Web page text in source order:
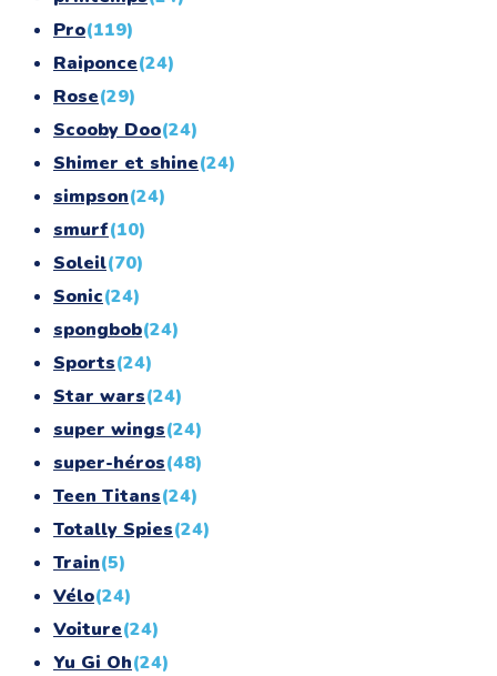
Pro(119)
Raiponce(24)
Rose(29)
Scooby Doo(24)
Shimer et shine(24)
simpson(24)
smurf(10)
Soleil(70)
Sonic(24)
spongbob(24)
Sports(24)
Star wars(24)
super wings(24)
super-héros(48)
Teen Titans(24)
Totally Spies(24)
Train(5)
Vélo(24)
Voiture(24)
Yu Gi Oh(24)